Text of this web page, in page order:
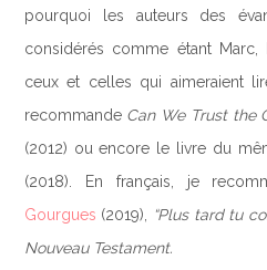
pourquoi les auteurs des
considérés comme étant Marc,
ceux et celles qui aimeraient
recommande Can We Trust the
(2012) ou encore le livre du
(2018). En français, je
Gourgues (2019), “Plus tard tu
Nouveau Testament.